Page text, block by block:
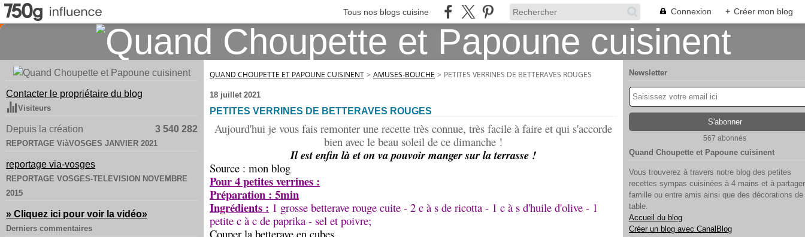
Tous nos blogs cuisine Connexion + Créer mon blog
Contacter le propriétaire du blog
Visiteurs
Depuis la création 3 540 282
REPORTAGE ViàVOSGES JANVIER 2021
reportage via-vosges
REPORTAGE VOSGES-TELEVISION NOVEMBRE
2015
» Cliquez ici pour voir la vidéo»
Derniers commentaires
QUAND CHOUPETTE ET PAPOUNE CUISINENT > AMUSES-BOUCHE > PETITES VERRINES DE BETTERAVES ROUGES
18 juillet 2021
PETITES VERRINES DE BETTERAVES ROUGES
Aujourd'hui je vous fais remonter une recette très connue, très facile à faire et qui s'accorde
bien avec le beau soleil de ce dimanche !
Il est enfin là et on va pouvoir manger sur la terrasse !
Source : mon blog
Pour 4 petites verrines :
Préparation : 5min
Ingrédients : 1 grosse betterave rouge cuite - 2 c à s de ricotta - 1 c à s d'huile d'olive - 1
petite c à c de paprika - sel et poivre;
Couper la betterave en cubes.
Newsletter
567 abonnés
Quand Choupette et Papoune cuisinent
Vous trouverez à travers notre blog des petites
recettes sympas cuisinées à 4 mains et à
famille ou entre amis ainsi que des décorations de
table.
Accueil du blog
Créer un blog avec CanalBlog